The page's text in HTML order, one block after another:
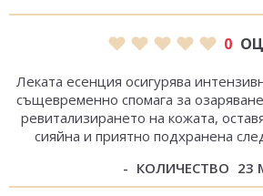
0
Леката есенция осигурява
същевременно спомага за
ревитализирането на кожата,
сияйна и приятно подхранена
КОЛИЧЕСТВО 23